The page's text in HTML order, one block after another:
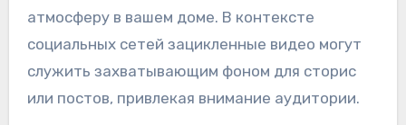
атмосферу в вашем доме. В контексте
социальных сетей зацикленные видео могут
служить захватывающим фоном для сторис
или постов, привлекая внимание аудитории.